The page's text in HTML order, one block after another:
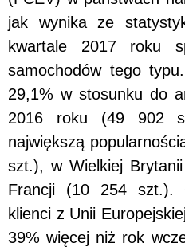
jak wynika ze
kwartale 2017 roku
samochodów tego
29,1% w stosunku do
2016 roku (49 902
największą
szt.), w Wielkiej
Francji (10 254 szt.).
klienci z Unii
39% więcej niż rok